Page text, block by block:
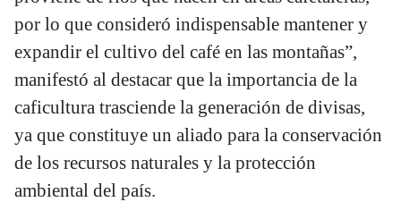
por lo que consideró indispensable mantener y
expandir el cultivo del café en las montañas”,
manifestó al destacar que la importancia de la
caficultura trasciende la generación de divisas,
ya que constituye un aliado para la conservación
de los recursos naturales y la protección
ambiental del país.